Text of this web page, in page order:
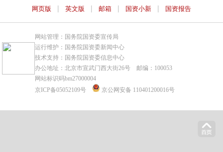
网页版 | 英文版 | 邮箱 | 国资小新 | 国资报告
网站管理：国务院国资委宣传局
运行维护：国务院国资委新闻中心
技术支持：国务院国资委信息中心
办公地址：北京市宣武门西大街26号 邮编：100053
网站标识码bm27000004
京ICP备05052109号
京公网安备 110401200016号